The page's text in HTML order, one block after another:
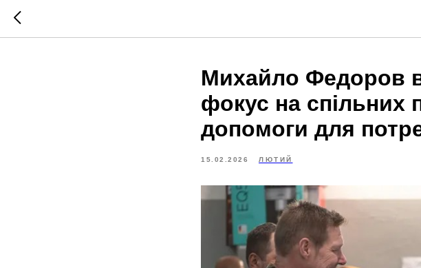
Михайло Федоров
фокус на спільних
допомоги для
15.02.2026 ЛЮТИЙ